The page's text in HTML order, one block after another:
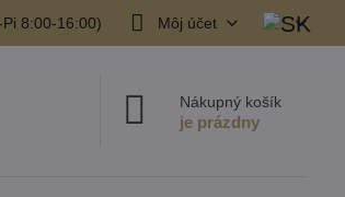
8:00-16:00) Môj účet
Nákupný košík